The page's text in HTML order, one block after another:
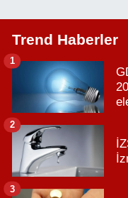
Trend Haberler
1
2
3